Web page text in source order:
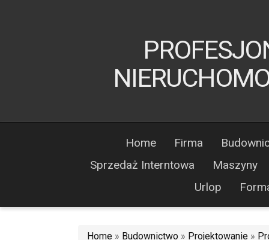
Home Firma
Sprzedaż Interntowa
Maszyny
Urlop
Home » Budownictwo » Projektowanie »